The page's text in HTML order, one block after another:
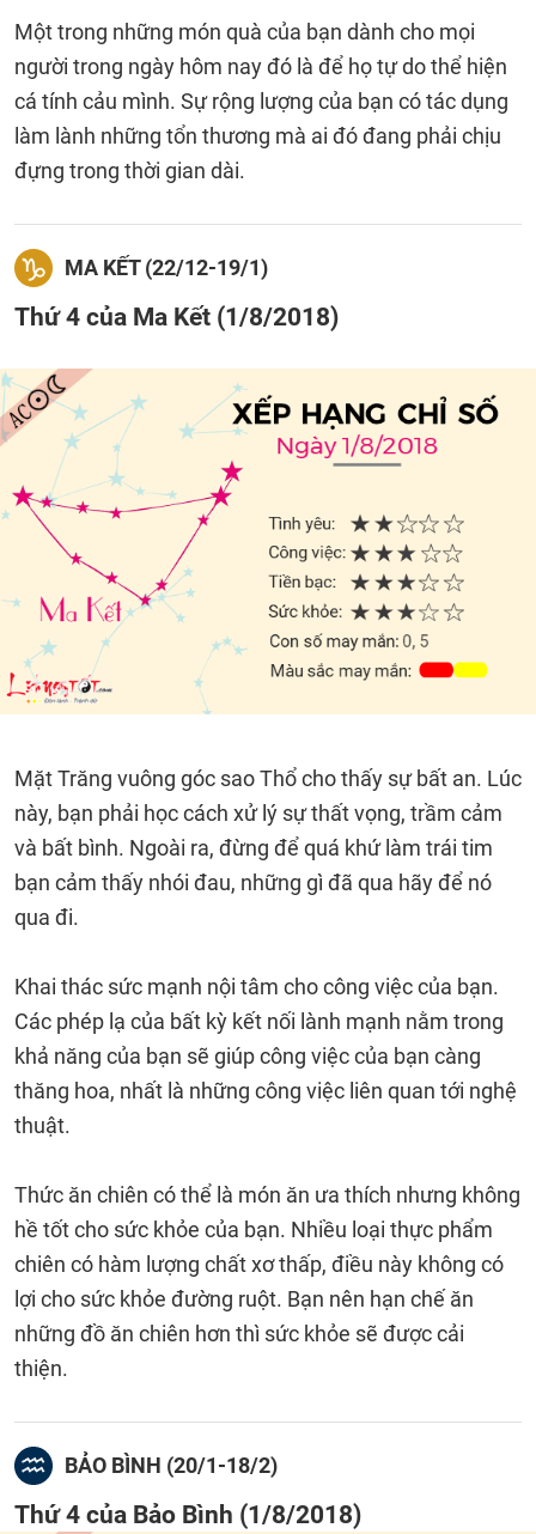
Một trong những món quà của bạn dành cho mọi
người trong ngày hôm nay đó là để họ tự do thể hiện
cá tính cảu mình. Sự rộng lượng của bạn có tác dụng
làm lành những tổn thương mà ai đó đang phải chịu
đựng trong thời gian dài.
MA KẾT (22/12-19/1)
Thứ 4 của Ma Kết (1/8/2018)
Mặt Trăng vuông góc sao Thổ cho thấy sự bất an. Lúc
này, bạn phải học cách xử lý sự thất vọng, trầm cảm
và bất bình. Ngoài ra, đừng để quá khứ làm trái tim
bạn cảm thấy nhói đau, những gì đã qua hãy để nó
qua đi.
Khai thác sức mạnh nội tâm cho công việc của bạn.
Các phép lạ của bất kỳ kết nối lành mạnh nằm trong
khả năng của bạn sẽ giúp công việc của bạn càng
thăng hoa, nhất là những công việc liên quan tới nghệ
thuật.
Thức ăn chiên có thể là món ăn ưa thích nhưng không
hề tốt cho sức khỏe của bạn. Nhiều loại thực phẩm
chiên có hàm lượng chất xơ thấp, điều này không có
lợi cho sức khỏe đường ruột. Bạn nên hạn chế ăn
những đồ ăn chiên hơn thì sức khỏe sẽ được cải
thiện.
BẢO BÌNH (20/1-18/2)
Thứ 4 của Bảo Bình (1/8/2018)